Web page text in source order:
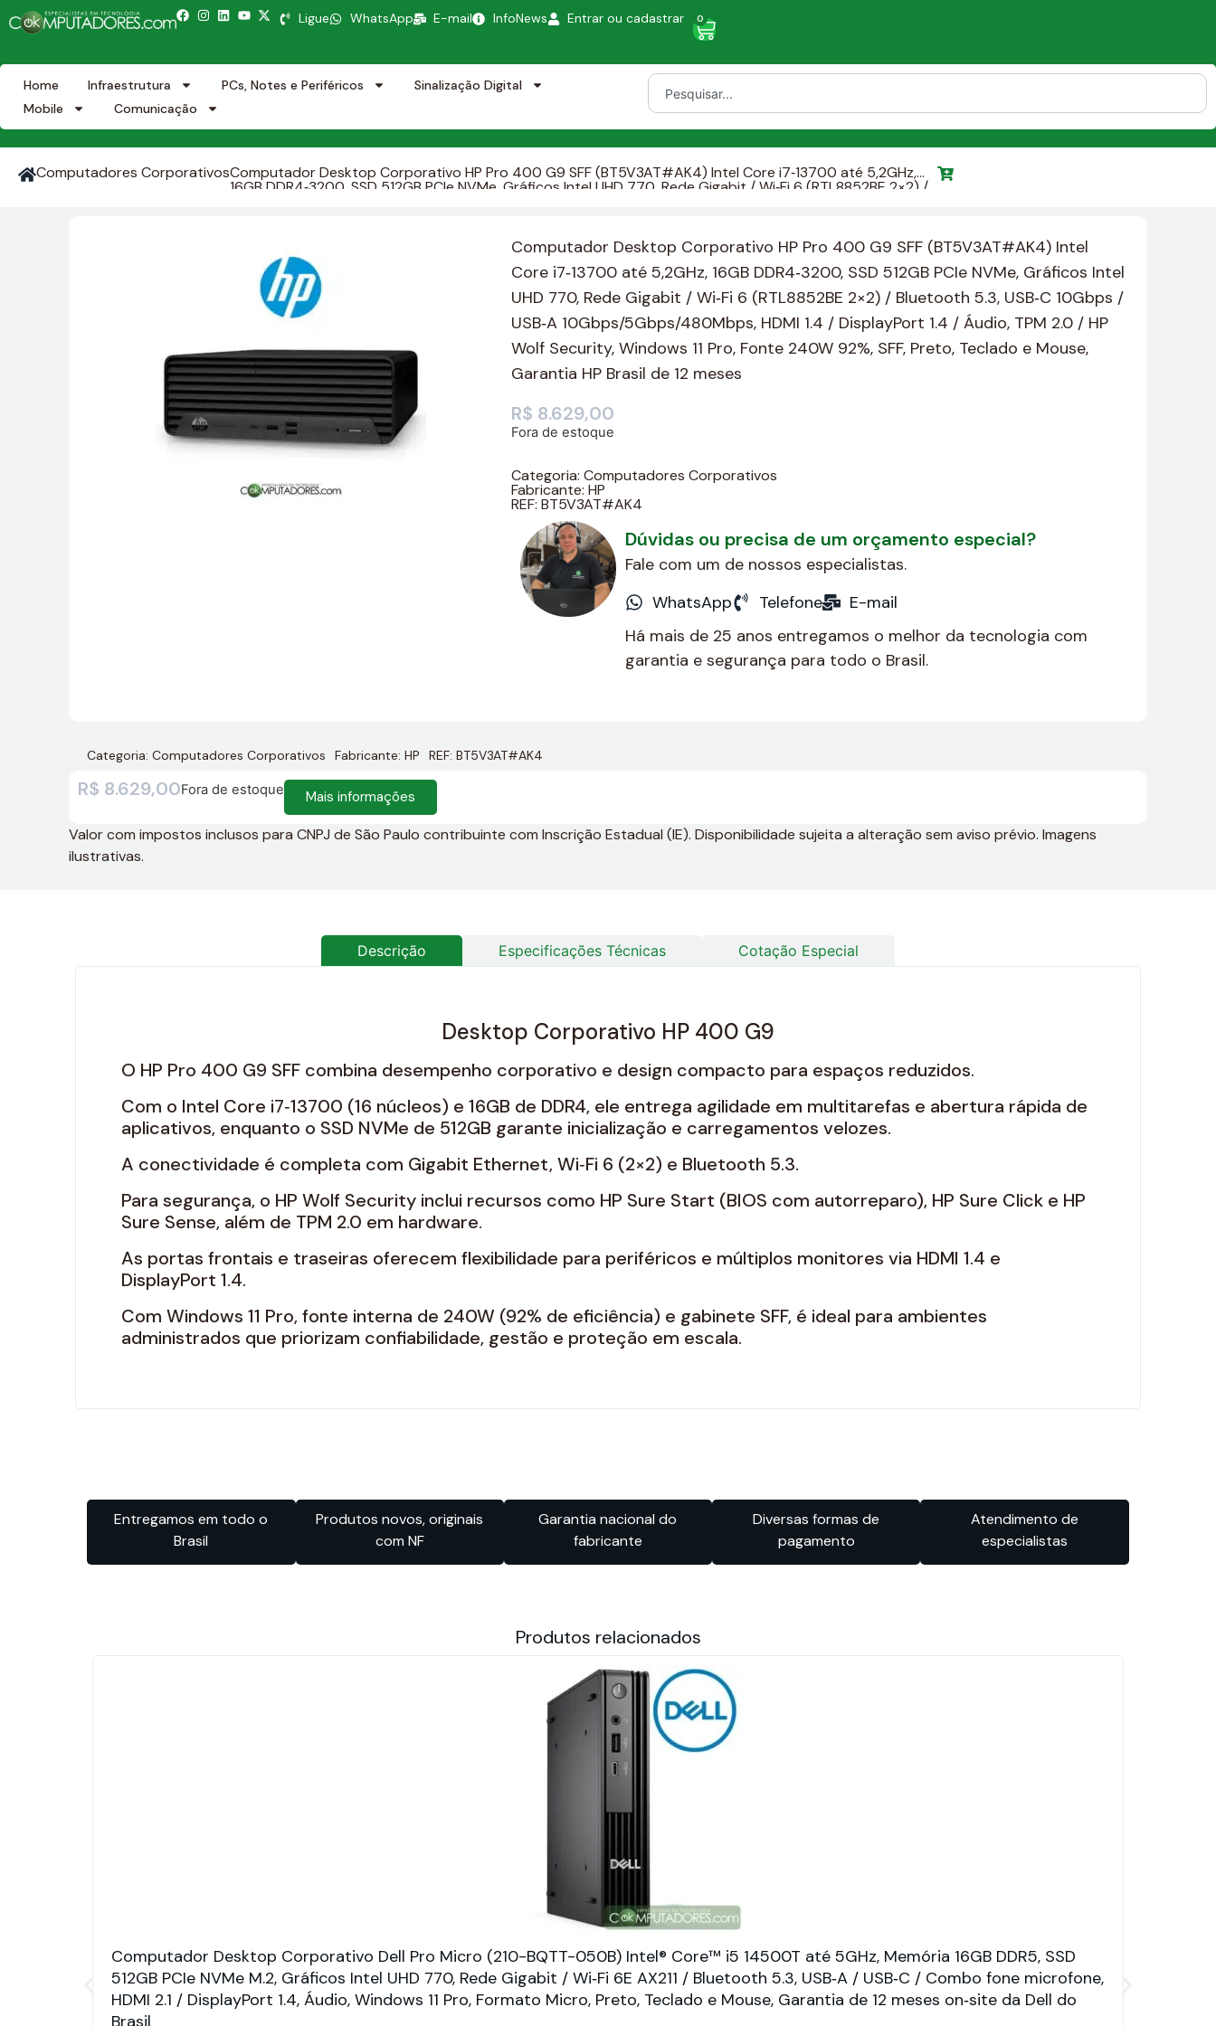
Ligue WhatsApp E-mail InfoNews Entrar ou cadastrar 0
Home Infraestrutura PCs, Notes e Periféricos
Sinalização Digital
Mobile
Comunicação
Computadores CorporativosComputador Desktop Corporativo HP Pro 400 G9 SFF (BT5V3AT#AK4) Intel Core i7‑13700 até 5,2GHz,
16GB DDR4‑3200, SSD 512GB PCIe NVMe, Gráficos Intel UHD 770, Rede Gigabit / Wi‑Fi 6 (RTL8852BE 2×2) /
Computador Desktop Corporativo HP Pro 400 G9 SFF (BT5V3AT#AK4) Intel
Core i7‑13700 até 5,2GHz, 16GB DDR4‑3200, SSD 512GB PCIe NVMe, Gráficos Intel
UHD 770, Rede Gigabit / Wi‑Fi 6 (RTL8852BE 2×2) / Bluetooth 5.3, USB‑C 10Gbps /
USB‑A 10Gbps/5Gbps/480Mbps, HDMI 1.4 / DisplayPort 1.4 / Áudio, TPM 2.0 / HP
Wolf Security, Windows 11 Pro, Fonte 240W 92%, SFF, Preto, Teclado e Mouse,
Garantia HP Brasil de 12 meses
R$ 8.629,00
Fora de estoque
Categoria: Computadores Corporativos
Fabricante: HP
REF: BT5V3AT#AK4
Dúvidas ou precisa de um orçamento especial?
Fale com um de nossos especialistas.
WhatsApp
Telefone
E-mail
Há mais de 25 anos entregamos o melhor da tecnologia com
garantia e segurança para todo o Brasil.
Categoria:Computadores Corporativos Fabricante:HP REF: BT5V3AT#AK4
R$ 8.629,00Fora de estoque Mais informações
Valor com impostos inclusos para CNPJ de São Paulo contribuinte com Inscrição Estadual (IE). Disponibilidade sujeita a alteração sem aviso prévio. Imagens
ilustrativas.
Descrição Especificações Técnicas Cotação Especial
Desktop Corporativo HP 400 G9
O HP Pro 400 G9 SFF combina desempenho corporativo e design compacto para espaços reduzidos.
Com o Intel Core i7‑13700 (16 núcleos) e 16GB de DDR4, ele entrega agilidade em multitarefas e abertura rápida de
aplicativos, enquanto o SSD NVMe de 512GB garante inicialização e carregamentos velozes.
A conectividade é completa com Gigabit Ethernet, Wi‑Fi 6 (2×2) e Bluetooth 5.3.
Para segurança, o HP Wolf Security inclui recursos como HP Sure Start (BIOS com autorreparo), HP Sure Click e HP
Sure Sense, além de TPM 2.0 em hardware.
As portas frontais e traseiras oferecem flexibilidade para periféricos e múltiplos monitores via HDMI 1.4 e
DisplayPort 1.4.
Com Windows 11 Pro, fonte interna de 240W (92% de eficiência) e gabinete SFF, é ideal para ambientes
administrados que priorizam confiabilidade, gestão e proteção em escala.
Entregamos em todo o
Brasil
Produtos novos, originais
com NF
Garantia nacional do
fabricante
Diversas formas de
pagamento
Atendimento de
especialistas
Produtos relacionados
Computador Desktop Corporativo Dell Pro Micro (210-BQTT-050B) Intel® Core™ i5 14500T até 5GHz, Memória 16GB DDR5, SSD
512GB PCIe NVMe M.2, Gráficos Intel UHD 770, Rede Gigabit / Wi‑Fi 6E AX211 / Bluetooth 5.3, USB‑A / USB‑C / Combo fone microfone,
HDMI 2.1 / DisplayPort 1.4, Áudio, Windows 11 Pro, Formato Micro, Preto, Teclado e Mouse, Garantia de 12 meses on‑site da Dell do
Brasil